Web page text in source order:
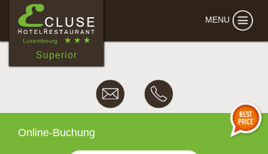
Luxembourg
Superior
MENU
Online-Buchung